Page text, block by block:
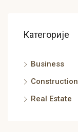
Категорије
Business
Construction
Real Estate